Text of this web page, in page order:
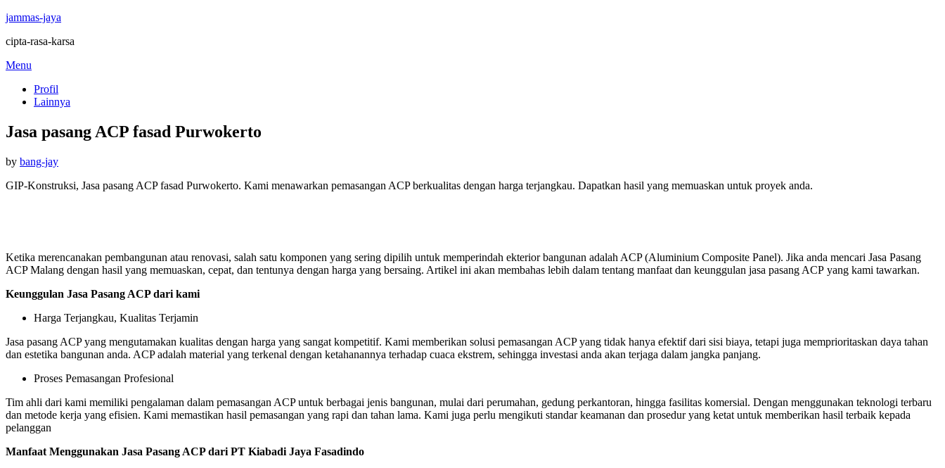
jammas-jaya
cipta-rasa-karsa
Skip
content
Menu
Profil
Lainnya
Jasa pasang ACP fasad Purwokerto
by bang-jayPosted
GIP-Konstruksi, Jasa pasang ACP fasad Purwokerto. Kami menawarkan pemasangan ACP berkualitas dengan harga terjangkau. Dapatkan hasil yang memuaskan untuk proyek anda.
Ketika merencanakan pembangunan atau renovasi, salah satu komponen yang sering dipilih untuk memperindah ekterior bangunan adalah ACP (Aluminium Composite Panel). Jika anda mencari Jasa Pasang
ACP Malang dengan hasil yang memuaskan, cepat, dan tentunya dengan harga yang bersaing. Artikel ini akan membahas lebih dalam tentang manfaat dan keunggulan jasa pasang ACP yang kami tawarkan.
Keunggulan Jasa Pasang ACP dari kami
Harga Terjangkau, Kualitas Terjamin
Jasa pasang ACP yang mengutamakan kualitas dengan harga yang sangat kompetitif. Kami memberikan solusi pemasangan ACP yang tidak hanya efektif dari sisi biaya, tetapi juga memprioritaskan daya tahan
dan estetika bangunan anda. ACP adalah material yang terkenal dengan ketahanannya terhadap cuaca ekstrem, sehingga investasi anda akan terjaga dalam jangka panjang.
Proses Pemasangan Profesional
Tim ahli dari kami memiliki pengalaman dalam pemasangan ACP untuk berbagai jenis bangunan, mulai dari perumahan, gedung perkantoran, hingga fasilitas komersial. Dengan menggunakan teknologi terbaru
dan metode kerja yang efisien. Kami memastikan hasil pemasangan yang rapi dan tahan lama. Kami juga perlu mengikuti standar keamanan dan prosedur yang ketat untuk memberikan hasil terbaik kepada
pelanggan
Manfaat Menggunakan Jasa Pasang ACP dari PT Kiabadi Jaya Fasadindo